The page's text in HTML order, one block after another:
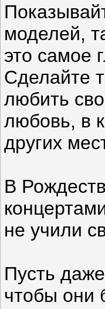
моделей,
это самое
Сделайте
любить
любовь, в
других
В
не учили
Пусть
чтобы они